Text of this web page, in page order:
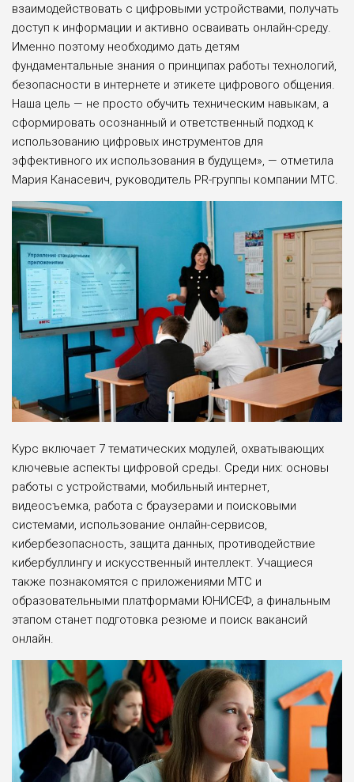
взаимодействовать с цифровыми устройствами, получать
доступ к информации и активно осваивать онлайн-среду.
Именно поэтому необходимо дать детям
фундаментальные знания о принципах работы технологий,
безопасности в интернете и этикете цифрового общения.
Наша цель — не просто обучить техническим навыкам, а
сформировать осознанный и ответственный подход к
использованию цифровых инструментов для
эффективного их использования в будущем», — отметила
Мария Канасевич, руководитель PR-группы компании МТС.
Курс включает 7 тематических модулей, охватывающих
ключевые аспекты цифровой среды. Среди них: основы
работы с устройствами, мобильный интернет,
видеосъемка, работа с браузерами и поисковыми
системами, использование онлайн-сервисов,
кибербезопасность, защита данных, противодействие
кибербуллингу и искусственный интеллект. Учащиеся
также познакомятся с приложениями МТС и
образовательными платформами ЮНИСЕФ, а финальным
этапом станет подготовка резюме и поиск вакансий
онлайн.